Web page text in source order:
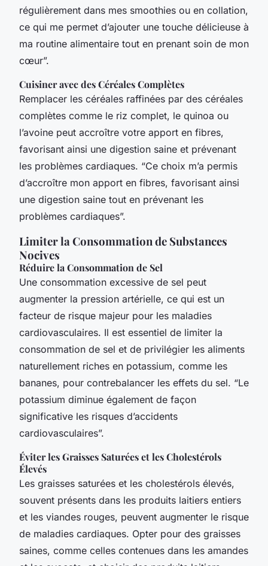
régulièrement dans mes smoothies ou en collation,
ce qui me permet d’ajouter une touche délicieuse à
ma routine alimentaire tout en prenant soin de mon
cœur”.
Cuisiner avec des Céréales Complètes
Remplacer les céréales raffinées par des céréales
complètes comme le riz complet, le quinoa ou
l’avoine peut accroître votre apport en fibres,
favorisant ainsi une digestion saine et prévenant
les problèmes cardiaques. “Ce choix m’a permis
d’accroître mon apport en fibres, favorisant ainsi
une digestion saine tout en prévenant les
problèmes cardiaques”.
Limiter la Consommation de Substances
Nocives
Réduire la Consommation de Sel
Une consommation excessive de sel peut
augmenter la pression artérielle, ce qui est un
facteur de risque majeur pour les maladies
cardiovasculaires. Il est essentiel de limiter la
consommation de sel et de privilégier les aliments
naturellement riches en potassium, comme les
bananes, pour contrebalancer les effets du sel. “Le
potassium diminue également de façon
significative les risques d’accidents
cardiovasculaires”.
Éviter les Graisses Saturées et les Cholestérols
Élevés
Les graisses saturées et les cholestérols élevés,
souvent présents dans les produits laitiers entiers
et les viandes rouges, peuvent augmenter le risque
de maladies cardiaques. Opter pour des graisses
saines, comme celles contenues dans les amandes